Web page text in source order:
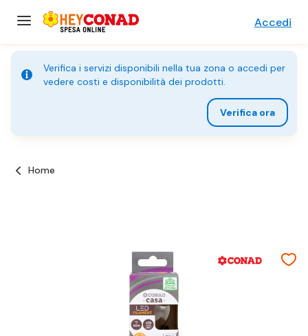
Accedi
Verifica i servizi disponibili nella tua zona o accedi per
vedere costi e disponibilità dei prodotti.
Verifica ora
Home